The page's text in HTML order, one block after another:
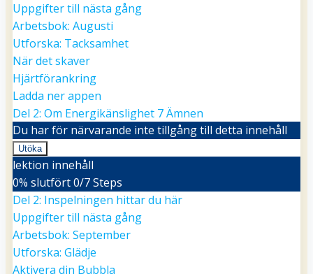
själv
Uppgifter till nästa gång
Arbetsbok: Augusti
Utforska: Tacksamhet
När det skaver
Hjärtförankring
Ladda ner appen
Del 2: Om Energikänslighet 7 Ämnen
Du har för närvarande inte tillgång till detta innehåll
Utöka
Del
2:
Om
Energikänslighet
lektion innehåll
0% slutfört0/7 Steps
Del 2: Inspelningen hittar du här
Uppgifter till nästa gång
Arbetsbok: September
Utforska: Glädje
Aktivera din Bubbla